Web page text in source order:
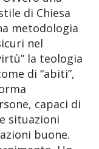
di Chiesa
metodologia
nel
la teologia
di “abiti”,
capaci di
situazioni
buone.